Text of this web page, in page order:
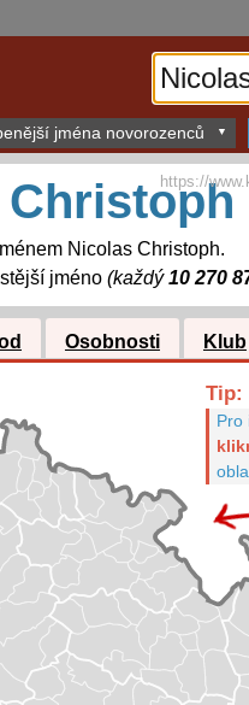
jména novorozenců
Nicolas Christoph.
jméno (každý10 270
https://
Osobnosti Klub
Tip:
Pro